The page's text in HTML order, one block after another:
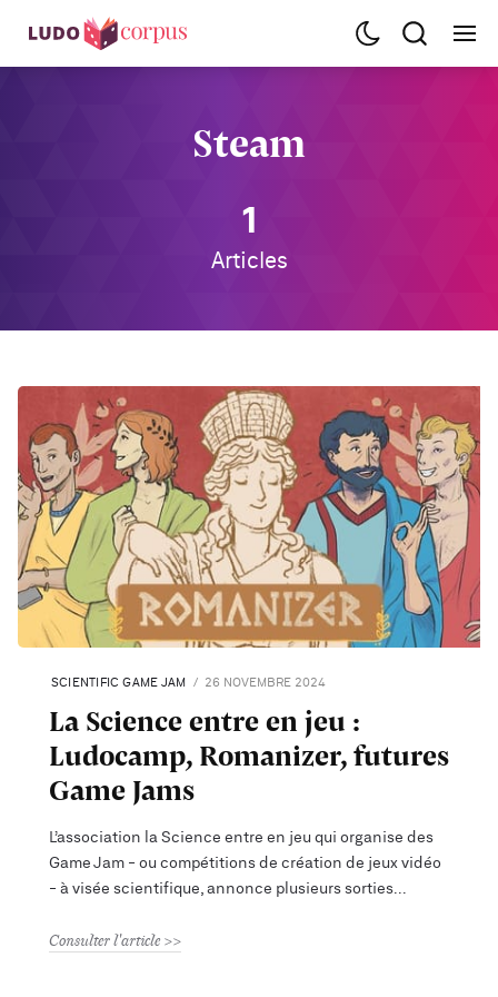
Steam
1
Articles
SCIENTIFIC GAME JAM 26 NOVEMBRE 2024
La Science entre en jeu :
Ludocamp, Romanizer, futures
Game Jams
L’association la Science entre en jeu qui organise des
Game Jam - ou compétitions de création de jeux vidéo
- à visée scientifique, annonce plusieurs sorties
Consulter l'article